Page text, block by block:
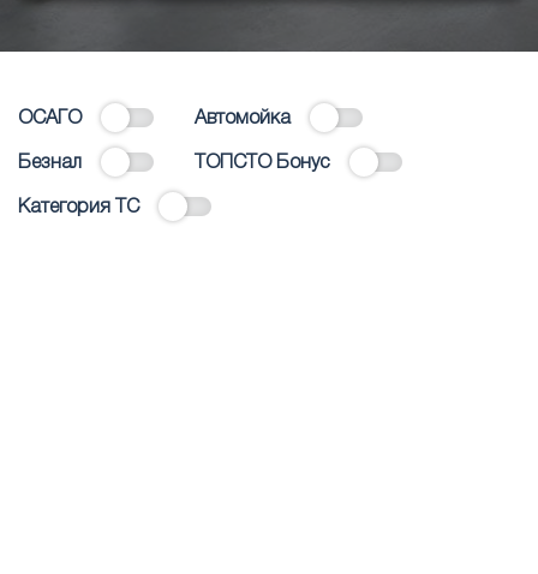
ОСАГО Автомойка
Безнал ТОПСТО Бонус
Категория ТС